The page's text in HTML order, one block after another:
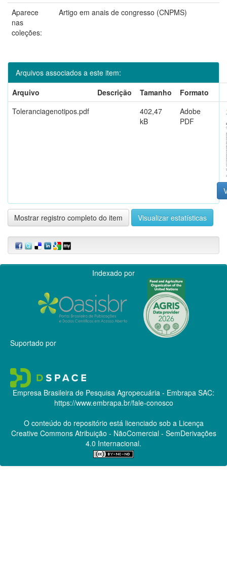
Aparece
nas
coleções:
Artigo em anais de congresso (CNPMS)
Arquivos associados a este item:
Arquivo
Descrição Tamanho
Formato
Toleranciagenotipos.pdf
402,47
kB
Adobe
PDF
Mostrar registro completo do item Visualizar estatísticas
Indexado por
Suportado por
Empresa Brasileira de Pesquisa Agropecuária - Embrapa SAC:
https://www.embrapa.br/fale-conosco
O conteúdo do repositório está licenciado sob a Licença
Creative CommonsAtribuição - NãoComercial - SemDerivações
4.0 Internacional.